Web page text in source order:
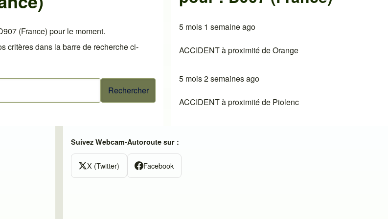
(France) pour le moment.
critères dans la barre de recherche ci-
5 mois 1 semaine ago
ACCIDENT à proximité de Orange
5 mois 2 semaines ago
ACCIDENT à proximité de Piolenc
Suivez Webcam-Autoroute sur :
X (Twitter) Facebook